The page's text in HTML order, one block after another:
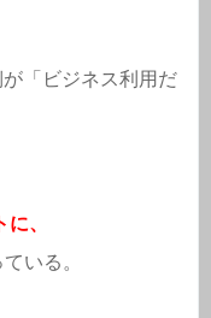
「ビジネス利用だ
、
いる。